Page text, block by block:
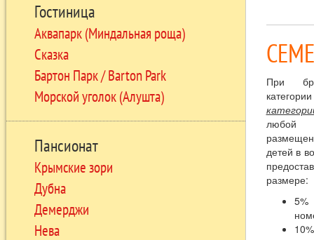
Гостиница
Аквапарк (Миндальная роща)
Сказка
Бартон Парк / Barton Park
Морской уголок (Алушта)
Пансионат
Крымские зори
Дубна
Демерджи
Нева
При
любой
детей в
размере: